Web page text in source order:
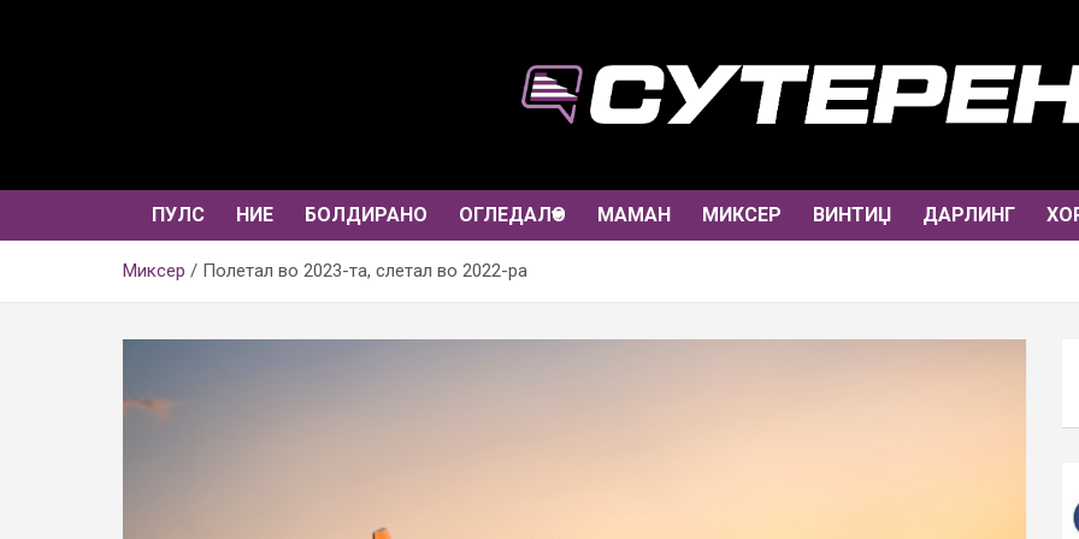
ПУЛС НИЕ БОЛДИРАНО ОГЛЕДАЛО МАМАН МИКСЕР ВИНТИЏ ДАРЛИНГ
Миксер Полетал во 2023-та, слетал во 2022-ра